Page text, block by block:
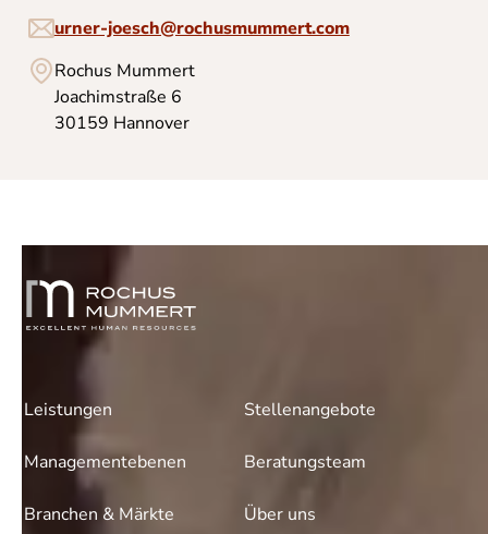
urner-joesch@rochusmummert.com
Rochus Mummert
Joachimstraße 6
30159 Hannover
Leistungen Stellenangebote
Managementebenen Beratungsteam
Branchen & Märkte Über uns